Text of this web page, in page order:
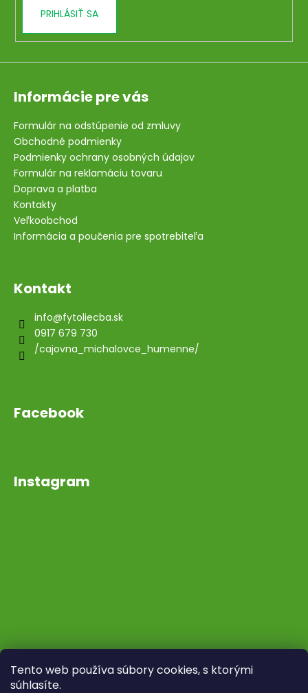
Tento web používa súbory cookies, s ktorými
súhlasíte.
PRIHLÁSIŤ SA
Informácie pre vás
Formulár na odstúpenie od zmluvy
Obchodné podmienky
Podmienky ochrany osobných údajov
Formulár na reklamáciu tovaru
Doprava a platba
Kontakty
Veľkoobchod
Informácia a poučenia pre spotrebiteľa
Kontakt
info@fytoliecba.sk
0917 679 730
/cajovna_michalovce_humenne/
Facebook
Instagram